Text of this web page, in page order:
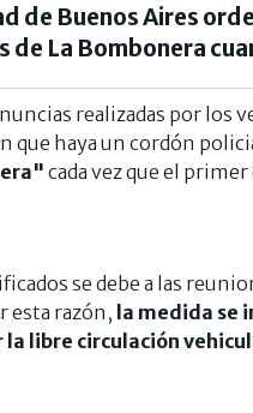
de Buenos Aires
de La Bombonera
realizadas por los
que haya un cordón
cada vez que el
se debe a las
esta razón, la medida se
libre circulación